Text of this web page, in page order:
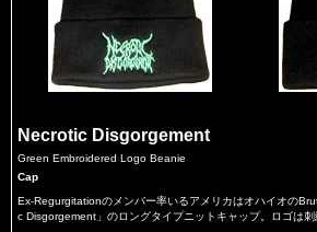
Necrotic Disgorgement
Green Embroidered Logo Beanie
Cap
Ex-Regurgitationのメンバー率いるアメリカはオハイオの
c Disgorgement」のロングタイプニットキャップ。ロゴは刺